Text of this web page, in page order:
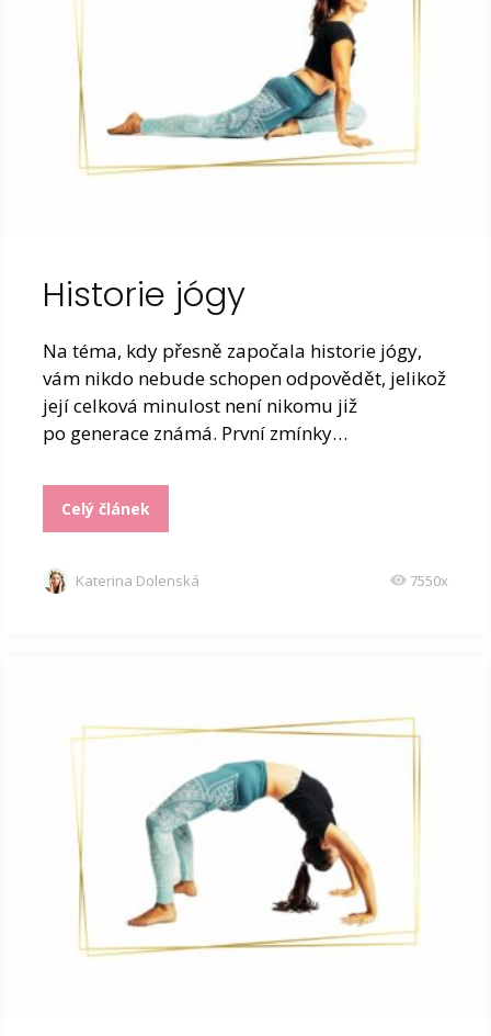
Historie jógy
Na téma, kdy přesně započala historie jógy,
vám nikdo nebude schopen odpovědět, jelikož
její celková minulost není nikomu již
po generace známá. První zmínky…
Celý článek
Katerina Dolenská 7550x